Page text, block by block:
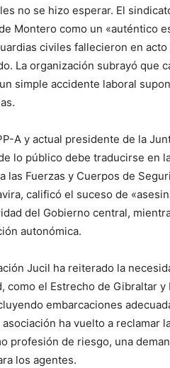
no se hizo esperar. El
Montero como un «auténtico
civiles fallecieron en
La organización subrayó que
simple accidente laboral
A y actual presidente de la
lo público debe traducirse en
las Fuerzas y Cuerpos de
calificó el suceso de
del Gobierno central,
autonómica.
Jucil ha reiterado la
como el Estrecho de Gibraltar y
embarcaciones
ha vuelto a reclamar
profesión de riesgo, una
los agentes.